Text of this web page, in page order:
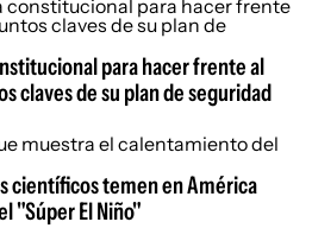
para hacer frente al
claves de su plan de seguridad
científicos temen en América
"Súper El Niño"